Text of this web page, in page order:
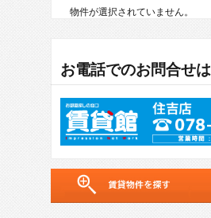
物件が選択されていません。
お電話でのお問合せは